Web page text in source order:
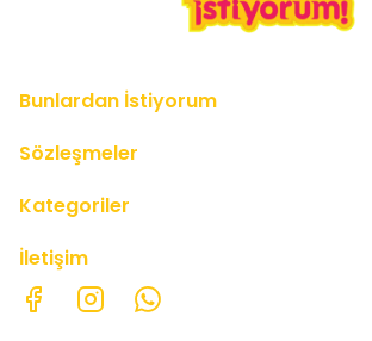
Bunlardan İstiyorum
Sözleşmeler
Kategoriler
İletişim